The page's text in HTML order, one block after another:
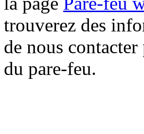
trouverez des
de nous
du pare-feu.